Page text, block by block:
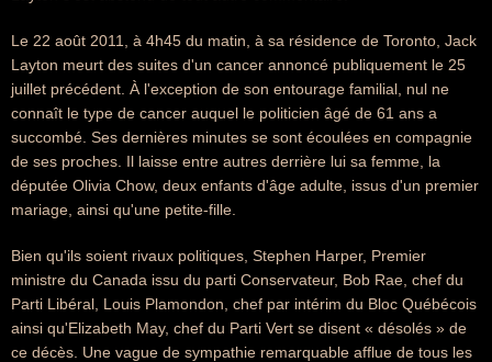
Le 22 août 2011, à 4h45 du matin, à sa résidence de Toronto, Jack
Layton meurt des suites d'un cancer annoncé publiquement le 25
juillet précédent. À l'exception de son entourage familial, nul ne
connaît le type de cancer auquel le politicien âgé de 61 ans a
succombé. Ses dernières minutes se sont écoulées en compagnie
de ses proches. Il laisse entre autres derrière lui sa femme, la
députée Olivia Chow, deux enfants d'âge adulte, issus d'un premier
mariage, ainsi qu'une petite-fille.
Bien qu'ils soient rivaux politiques, Stephen Harper, Premier
ministre du Canada issu du parti Conservateur, Bob Rae, chef du
Parti Libéral, Louis Plamondon, chef par intérim du Bloc Québécois
ainsi qu'Elizabeth May, chef du Parti Vert se disent « désolés » de
ce décès. Une vague de sympathie remarquable afflue de tous les